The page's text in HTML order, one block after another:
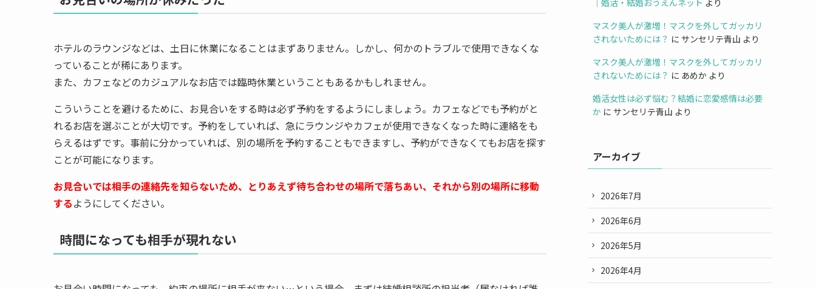
ホテルのラウンジなどは、土日に休業になることはまずありません。しかし、何かのトラブルで使用できなくな
っていることが稀にあります。
また、カフェなどのカジュアルなお店では臨時休業ということもあるかもしれません。
こういうことを避けるために、お見合いをする時は必ず予約をするようにしましょう。カフェなどでも予約がと
れるお店を選ぶことが大切です。予約をしていれば、急にラウンジやカフェが使用できなくなった時に連絡をも
らえるはずです。事前に分かっていれば、別の場所を予約することもできますし、予約ができなくてもお店を探す
ことが可能になります。
お見合いでは相手の連絡先を知らないため、とりあえず待ち合わせの場所で落ちあい、それから別の場所に移動
するようにしてください。
時間になっても相手が現れない
｜婚活・結婚おうえんネット より
マスク美人が激増！マスクを外してガッカリ
されないためには？ に サンセリテ青山 より
マスク美人が激増！マスクを外してガッカリ
されないためには？ に あめか より
婚活女性は必ず悩む？結婚に恋愛感情は必要
か に サンセリテ青山 より
アーカイブ
2026年7月
2026年6月
2026年5月
2026年4月